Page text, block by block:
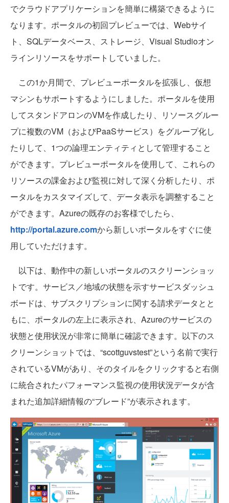
でクラウドアプリケーションを簡単に構築できるように
なります。ポータルの初回プレビューでは、Webサイ
ト、SQLデータベース、ストレージ、Visual Studioオン
ラインリソースをサポートしていました。
この1か月間で、プレビューポータルを拡張し、仮想
マシンもサポートするようにしました。ポータルを使用
してスタンドアロンのVMを作成したり、リソースグルー
プに複数のVM（およびPaaSサービス）をグループ化し
たりして、1つの論理エンティティとして管理すること
ができます。プレビューポータルを使用して、これらの
リソースの課金および監視に対して深く分析したり、ポ
ータルをカスタマイズして、データ表示を調整すること
ができます。Azureの既存のお客様でしたら、
http://portal.azure.comから新しいポータルをすぐに使
用していただけます。
以下は、動作中の新しいポータルのスクリーンショッ
トです。サービス／地域の状態を示すサービスダッシュ
ボードは、サブスクリプションに関する請求データとと
もに、ポータルの左上に表示され、Azureのサービスの
状態と使用状況が非常に簡単に確認できます。以下のス
クリーンショットでは、“scottguvstest”という名前で実行
されているVMがあり、そのタイルをクリックすると右側
に統合されたパフォーマンス監視の使用状況データが含
まれた追加詳細情報の“ブレード”が表示されます。